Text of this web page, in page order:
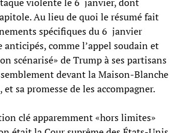
Au lieu de quoi le résumé fait
spécifiques du 6 janvier
anticipés, comme l’appel soudain et
scénarisé» de Trump à ses partisans
devant la Maison-Blanche
et sa promesse de les accompagner.
clé apparemment «hors limites»